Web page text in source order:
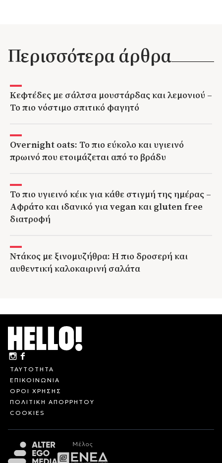
Περισσότερα άρθρα
Κεφτέδες με σάλτσα μουστάρδας και λεμονιού –
Το πιο νόστιμο σπιτικό φαγητό
Overnight oats: Το πιο εύκολο και υγιεινό
πρωινό που ετοιμάζεται από το βράδυ
Το πιο υγιεινό κέικ για κάθε στιγμή της ημέρας –
Αφράτο και ιδανικό για vegan και gluten free
διατροφή
Ντάκος με ξινομυζήθρα: Η πιο δροσερή και
αυθεντική καλοκαιρινή σαλάτα
ΤΑΥΤΟΤΗΤΑ
ΕΠΙΚΟΙΝΩΝΙΑ
ΟΡΟΙ ΧΡΗΣΗΣ
ΠΟΛΙΤΙΚΗ ΑΠΟΡΡΗΤΟΥ
COOKIES